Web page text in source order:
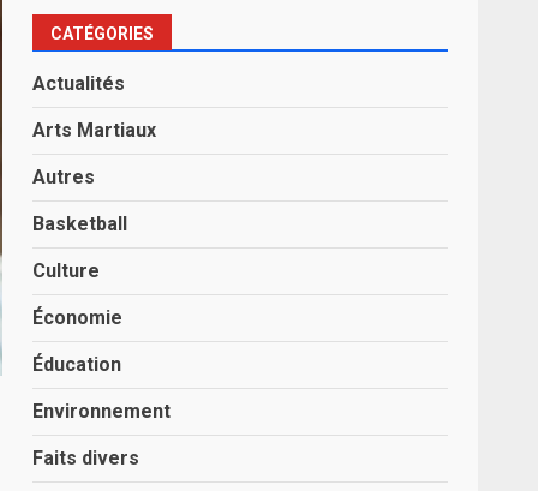
CATÉGORIES
Actualités
Arts Martiaux
Autres
Basketball
Culture
Économie
Éducation
Environnement
Faits divers